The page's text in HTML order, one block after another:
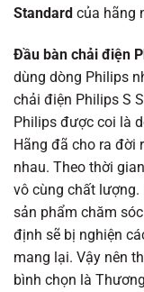
Standard của hãng
Đầu bàn chải điện
dùng dòng Philips
chải điện Philips S
Philips được coi là
Hãng đã cho ra đời
nhau. Theo thời
vô cùng chất
sản phẩm chăm
định sẽ bị nghiện
mang lại. Vậy nên
bình chọn là